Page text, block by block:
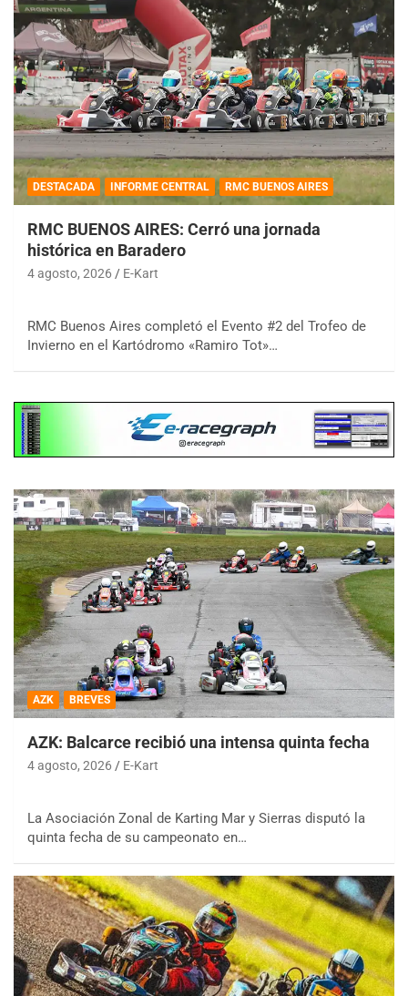
DESTACADA INFORME CENTRAL RMC BUENOS AIRES
RMC BUENOS AIRES: Cerró una jornada
histórica en Baradero
4 agosto, 2026 E-Kart
RMC Buenos Aires completó el Evento #2 del Trofeo de
Invierno en el Kartódromo «Ramiro Tot»…
AZK BREVES
AZK: Balcarce recibió una intensa quinta fecha
4 agosto, 2026 E-Kart
La Asociación Zonal de Karting Mar y Sierras disputó la
quinta fecha de su campeonato en…